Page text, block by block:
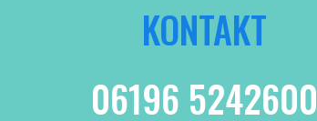
KONTAKT
06196 5242600